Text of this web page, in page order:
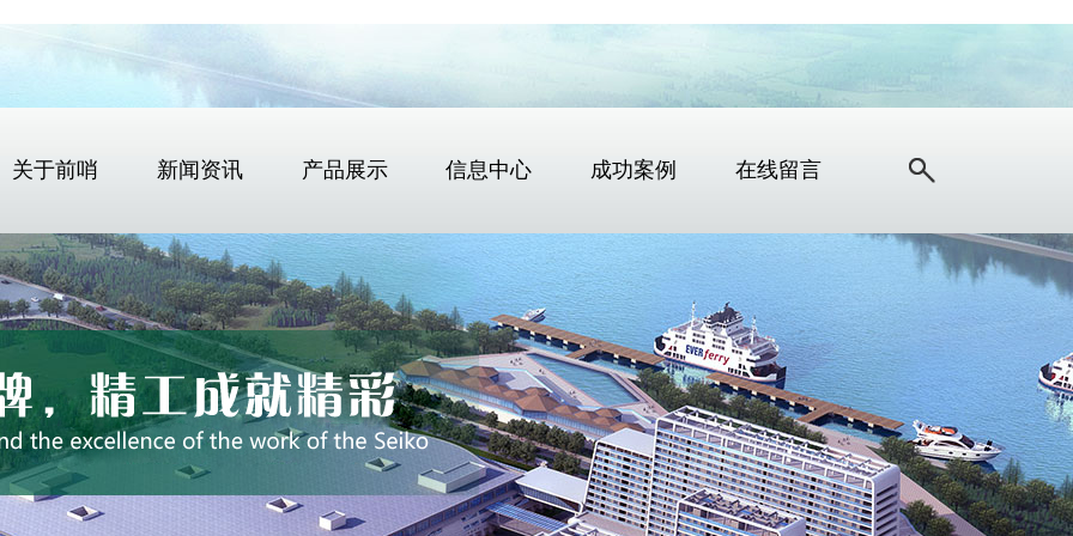
关于前哨 新闻资讯 产品展示 信息中心 成功案例 在线留言